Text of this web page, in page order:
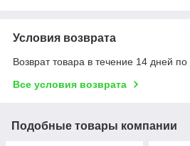
Условия возврата
Возврат товара в течение 14 дней по
Все условия возврата
Подобные товары компании